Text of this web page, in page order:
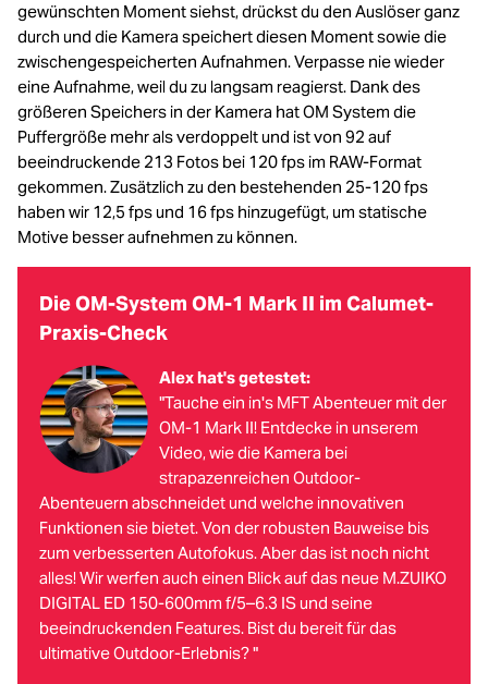
gewünschten Moment siehst, drückst du den Auslöser ganz
durch und die Kamera speichert diesen Moment sowie die
zwischengespeicherten Aufnahmen. Verpasse nie wieder
eine Aufnahme, weil du zu langsam reagierst. Dank des
größeren Speichers in der Kamera hat OM System die
Puffergröße mehr als verdoppelt und ist von 92 auf
beeindruckende 213 Fotos bei 120 fps im RAW-Format
gekommen. Zusätzlich zu den bestehenden 25-120 fps
haben wir 12,5 fps und 16 fps hinzugefügt, um statische
Motive besser aufnehmen zu können.
Die OM-System OM-1 Mark II im Calumet-
Praxis-Check
Alex hat's getestet:
"Tauche ein in's MFT Abenteuer mit der
OM-1 Mark II! Entdecke in unserem
Video, wie die Kamera bei
strapazenreichen Outdoor-
Abenteuern abschneidet und welche innovativen
Funktionen sie bietet. Von der robusten Bauweise bis
zum verbesserten Autofokus. Aber das ist noch nicht
alles! Wir werfen auch einen Blick auf das neue M.ZUIKO
DIGITAL ED 150-600mm f/5–6.3 IS und seine
beeindruckenden Features. Bist du bereit für das
ultimative Outdoor-Erlebnis? "